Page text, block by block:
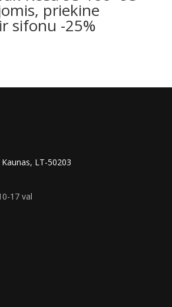
priekine
sifonu -25%
LT-50203
17 val